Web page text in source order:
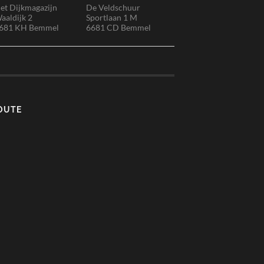
Dijkmagazijn
2
KH Bemmel
De Veldschuur
Sportlaan 1 M
6681 CD Bemmel